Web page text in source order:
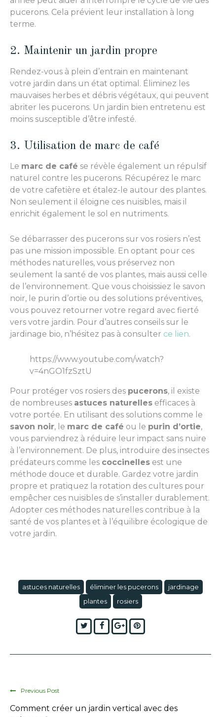
pucerons. Cela prévient leur installation à long
terme.
2. Maintenir un jardin propre
Rendez-vous à plein d’entrain en maintenant
votre jardin dans un état optimal. Éliminez les
mauvaises herbes et débris végétaux, qui peuvent
abriter les pucerons. Un jardin bien entretenu est
moins susceptible d’être infesté.
3. Utilisation de marc de café
Le marc de café se révèle également un répulsif
naturel contre les pucerons. Récupérez le marc
de votre cafetière et étalez-le autour des plantes.
Non seulement il éloigne ces nuisibles, mais il
enrichit également le sol en nutriments.
Se débarrasser des pucerons sur vos rosiers n’est
pas une mission impossible. En optant pour ces
méthodes naturelles, vous préservez non
seulement la santé de vos plantes, mais aussi celle
de l’environnement. Que vous choisissiez le savon
noir, le purin d’ortie ou des solutions préventives,
vous pouvez retourner votre regard avec fierté
vers votre jardin. Pour d’autres conseils sur le
jardinage bio, n’hésitez pas à consulter ce lien.
https://www.youtube.com/watch?
v=4nGO1fzSztU
Pour protéger vos rosiers des pucerons, il existe
de nombreuses astuces naturelles efficaces à
votre portée. En utilisant des solutions comme le
savon noir, le marc de café ou le purin d’ortie,
vous parviendrez à réduire leur impact sans nuire
à l’environnement. De plus, introduire des insectes
prédateurs comme les coccinelles est une
méthode douce et durable. Gardez votre jardin
propre et pratiquez la rotation des cultures pour
empêcher ces nuisibles de s’installer durablement.
Adopter ces méthodes naturelles contribue à la
santé de vos plantes et à l’équilibre écologique de
votre jardin.
astuces naturelles éliminer les pucerons
jardinage
plantes
rosiers
TwitterFacebook
Google+Pinterest
Previous Post
Comment créer un jardin vertical avec des